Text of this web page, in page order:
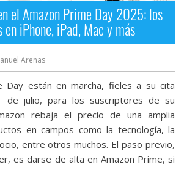
el Amazon Prime Day 2025: los
iPhone, iPad, Mac y más
Arenas
Day están en marcha, fieles a su cita
de julio, para los suscriptores de su
rebaja el precio de una amplia
en campos como la tecnología, la
entre otros muchos. El paso previo,
es darse de alta en Amazon Prime, si